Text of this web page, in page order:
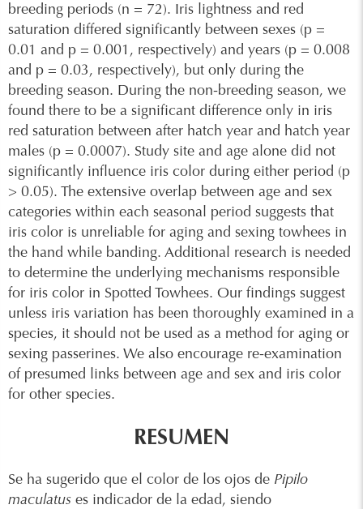
breeding periods (n = 72). Iris lightness and red
saturation differed significantly between sexes (p =
0.01 and p = 0.001, respectively) and years (p = 0.008
and p = 0.03, respectively), but only during the
breeding season. During the non-breeding season, we
found there to be a significant difference only in iris
red saturation between after hatch year and hatch year
males (p = 0.0007). Study site and age alone did not
significantly influence iris color during either period (p
> 0.05). The extensive overlap between age and sex
categories within each seasonal period suggests that
iris color is unreliable for aging and sexing towhees in
the hand while banding. Additional research is needed
to determine the underlying mechanisms responsible
for iris color in Spotted Towhees. Our findings suggest
unless iris variation has been thoroughly examined in a
species, it should not be used as a method for aging or
sexing passerines. We also encourage re-examination
of presumed links between age and sex and iris color
for other species.
RESUMEN
Se ha sugerido que el color de los ojos de Pipilo
maculatus es indicador de la edad, siendo